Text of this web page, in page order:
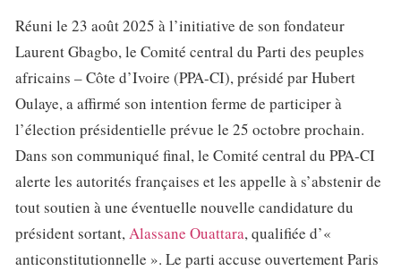
Réuni le 23 août 2025 à l’initiative de son fondateur
Laurent Gbagbo, le Comité central du Parti des peuples
africains – Côte d’Ivoire (PPA-CI), présidé par Hubert
Oulaye, a affirmé son intention ferme de participer à
l’élection présidentielle prévue le 25 octobre prochain.
Dans son communiqué final, le Comité central du PPA-CI
alerte les autorités françaises et les appelle à s’abstenir de
tout soutien à une éventuelle nouvelle candidature du
président sortant,Alassane Ouattara, qualifiée d’«
anticonstitutionnelle ». Le parti accuse ouvertement Paris